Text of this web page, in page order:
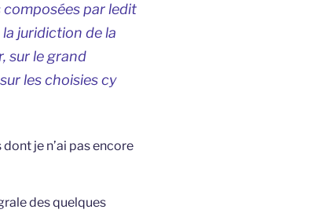
par ledit
juridiction de la
sur le grand
les choisies cy
je n’ai pas encore
des quelques